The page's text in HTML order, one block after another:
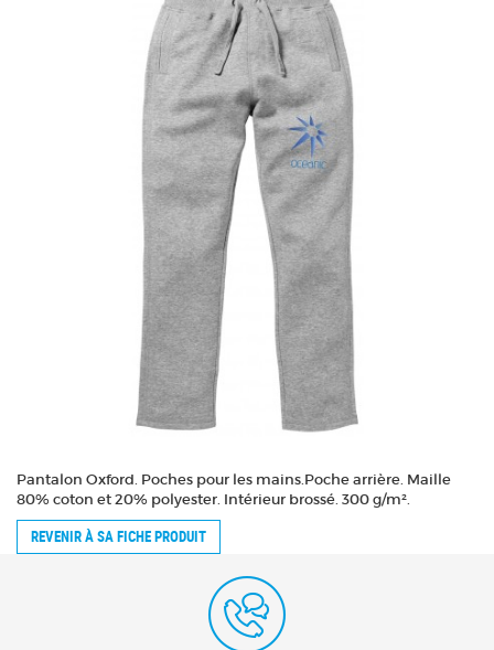
Pantalon Oxford. Poches pour les mains.Poche arrière. Maille
80% coton et 20% polyester. Intérieur brossé. 300 g/m².
REVENIR À SA FICHE PRODUIT